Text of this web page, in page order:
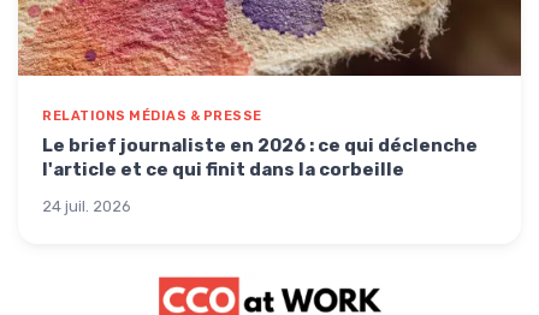
RELATIONS MÉDIAS & PRESSE
Le brief journaliste en 2026 : ce qui déclenche
l'article et ce qui finit dans la corbeille
24 juil. 2026